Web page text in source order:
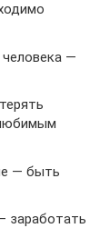
—
— быть
заработать